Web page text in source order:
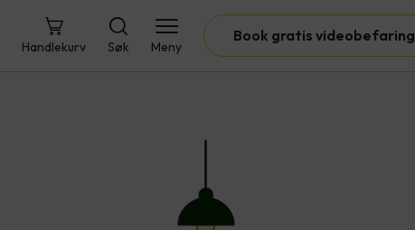
Handlekurv Søk Meny
Book gratis videobefaring